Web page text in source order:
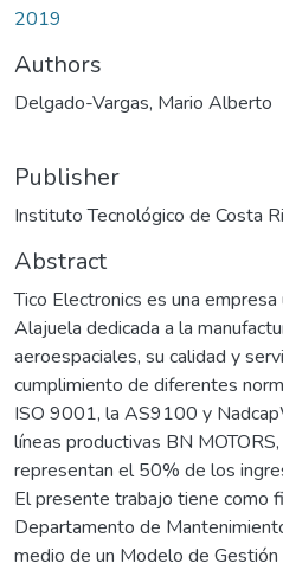
2019
Authors
Delgado-Vargas, Mario Alberto
Publisher
Instituto Tecnológico de Costa
Abstract
Tico Electronics es una
Alajuela dedicada a la
aeroespaciales, su calidad y
cumplimiento de diferentes
ISO 9001, la AS9100 y
líneas productivas BN
representan el 50% de los
El presente trabajo tiene como
Departamento de
medio de un Modelo de